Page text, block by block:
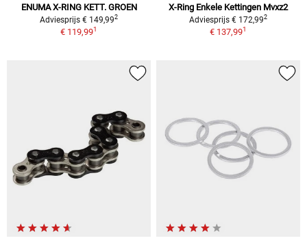
ENUMA X-RING KETT. GROEN
Adviesprijs € 149,992
€ 119,991
X-Ring Enkele Kettingen Mvxz2
Adviesprijs € 172,992
€ 137,991